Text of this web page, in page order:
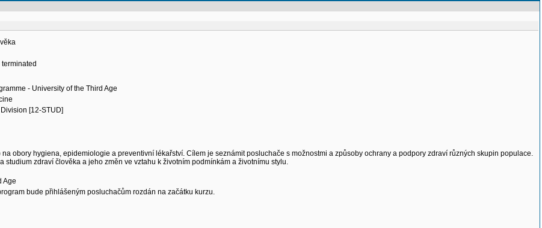
- University of the Third Age
[12-STUD]
obory hygiena, epidemiologie a preventivní lékařství. Cílem je seznámit posluchače s možnostmi a způsoby ochrany a podpory zdraví různých skupin populace.
studium zdraví člověka a jeho změn ve vztahu k životním podmínkám a životnímu stylu.
Age
bude přihlášeným posluchačům rozdán na začátku kurzu.